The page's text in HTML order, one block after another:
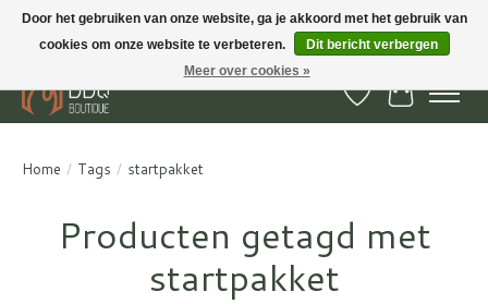
BBQ Boutique - Gratis verzenden en afhalen in Hedel en Kesteren
Verlanglijst
Home / Tags / startpakket
Producten getagd met
startpakket
Door het gebruiken van onze website, ga je akkoord met het gebruik van
cookies om onze website te verbeteren.
Dit bericht verbergen
Meer over cookies »